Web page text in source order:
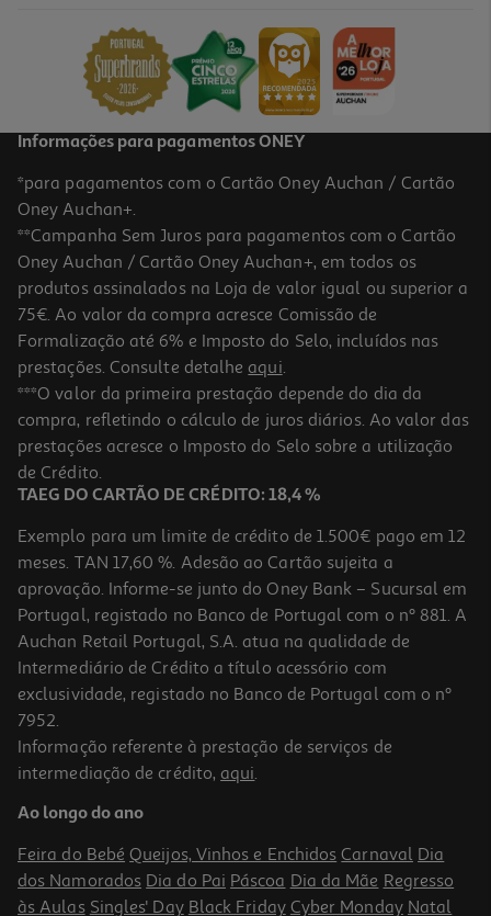
PVP de editor
11,30 €
-10%
Livro Tudo O Que Sei Sobre O Medo
12.96 €/un
14,40 € PVP de editor
12,96 €
-10%
Livro O Lobo Em Cuecas - Na Floresta Das Palavras
11.69 €/un
PVP de editor
11,69 €
Informações para pagamentos ONEY
*para pagamentos com o Cartão Oney Auchan / Cartão
Oney Auchan+.
**Campanha Sem Juros para pagamentos com o Cartão
Oney Auchan / Cartão Oney Auchan+, em todos os
produtos assinalados na Loja de valor igual ou superior a
75€. Ao valor da compra acresce Comissão de
Formalização até 6% e Imposto do Selo, incluídos nas
prestações. Consulte detalhe aqui.
***O valor da primeira prestação depende do dia da
compra, refletindo o cálculo de juros diários. Ao valor das
prestações acresce o Imposto do Selo sobre a utilização
de Crédito.
TAEG DO CARTÃO DE CRÉDITO: 18,4 %
Exemplo para um limite de crédito de 1.500€ pago em 12
meses. TAN 17,60 %. Adesão ao Cartão sujeita a
aprovação. Informe-se junto do Oney Bank – Sucursal em
Portugal, registado no Banco de Portugal com o nº 881. A
Auchan Retail Portugal, S.A. atua na qualidade de
Intermediário de Crédito a título acessório com
exclusividade, registado no Banco de Portugal com o nº
7952.
Informação referente à prestação de serviços de
intermediação de crédito, aqui.
Ao longo do ano
Feira do Bebé Queijos, Vinhos e Enchidos Carnaval Dia
dos Namorados Dia do Pai Páscoa Dia da Mãe Regresso
às Aulas Singles' Day Black Friday Cyber Monday Natal